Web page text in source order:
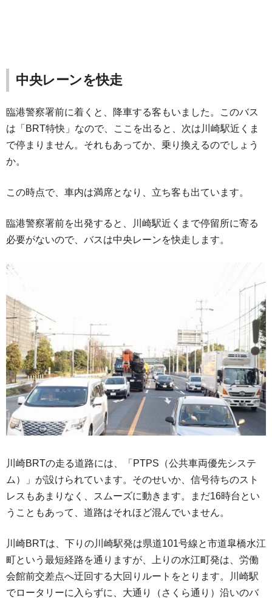
中央レーンを快走
臨港警察署前に着くと、降車する客もいました。このバス
は「BRT特快」なので、ここを出ると、次は川崎駅近くま
で停まりません。それもあってか、乗り換えるのでしょう
か。
この時点で、車内は満席となり、立ち客も出ています。
臨港警察署前を出発すると、川崎駅近くまで停留所に寄る
必要がないので、バスは中央レーンを快走します。
川崎BRTの走る道路には、「PTPS（公共車両優先システ
ム）」が設けられています。そのせいか、信号待ちのスト
レスもあまりなく、スムーズに動きます。まだ16時台とい
うこともあって、道路はそれほど混んでいません。
川崎BRTは、下りの川崎駅発は県道101号線と市道皐橋水江
町という最短経路を通りますが、上りの水江町発は、労働
会館前交差点へ迂回する大回りルートをとります。川崎駅
でロータリーに入らずに、大通り（さくら通り）沿いのバ